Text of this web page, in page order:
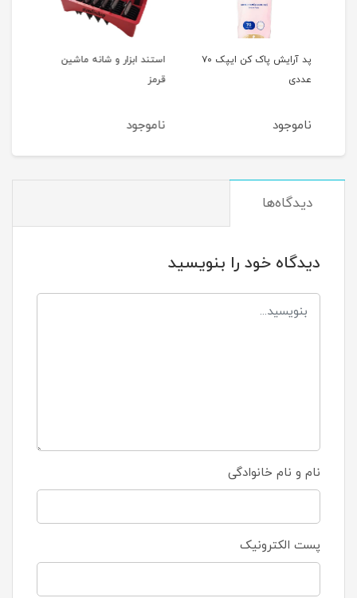
استند ابزار و شانه ماشین
ناموجود
استند ابزار و شانه ماشین
ناموجود
دیدگاه‌ها
دیدگاه خود را بنویسید
نام و نام خانوادگی
پست الکترونیک